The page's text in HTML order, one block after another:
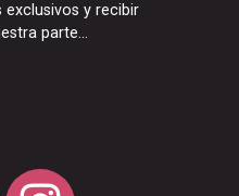
y recibir
parte…